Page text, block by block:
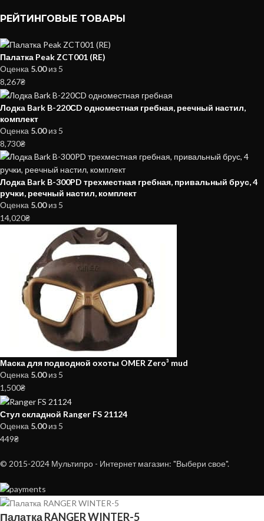
РЕЙТИНГОВЫЕ ТОВАРЫ
Палатка Peak ZCT001 (RE)
Оценка 5.00из 5
8,267₴
Лодка Bark B-220СD одноместная гребная, реечный настил,
комплект
Оценка 5.00из 5
8,730₴
Лодка Bark B-300PD трехместная гребная, привальный брус, 4
ручки, реечный настил, комплект
Оценка 5.00из 5
14,020₴
Маска для подводной охоты OMER Zero³ mud
Оценка 5.00из 5
1,500₴
Стул складной Ranger FS 21124
Оценка 5.00из 5
449₴
© 2015-2024 Мультипро - Интернет магазин: "Выбери свое".
Палатка RANGER WINTER-5